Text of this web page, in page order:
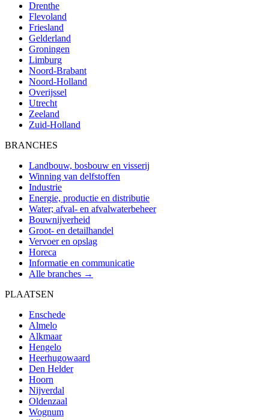
Drenthe
Flevoland
Friesland
Gelderland
Groningen
Limburg
Noord-Brabant
Noord-Holland
Overijssel
Utrecht
Zeeland
Zuid-Holland
BRANCHES
Landbouw, bosbouw en visserij
Winning van delfstoffen
Industrie
Energie, productie en distributie
Water; afval- en afvalwaterbeheer
Bouwnijverheid
Groot- en detailhandel
Vervoer en opslag
Horeca
Informatie en communicatie
Alle branches →
PLAATSEN
Enschede
Almelo
Alkmaar
Hengelo
Heerhugowaard
Den Helder
Hoorn
Nijverdal
Oldenzaal
Wognum